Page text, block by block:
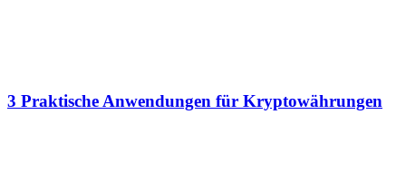
3 Praktische Anwendungen für Kryptowährungen